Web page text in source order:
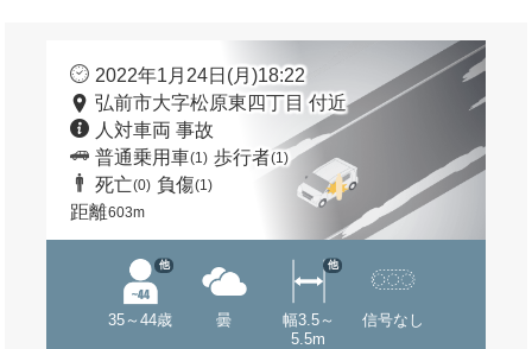
2022年1月24日(月)18:22
弘前市大字松原東四丁目 付近
人対車両 事故
普通乗用車(1) 歩行者(1)
死亡(0) 負傷(1)
距離603m
35～44歳
他
曇
幅3.5～
5.5m
他
信号なし